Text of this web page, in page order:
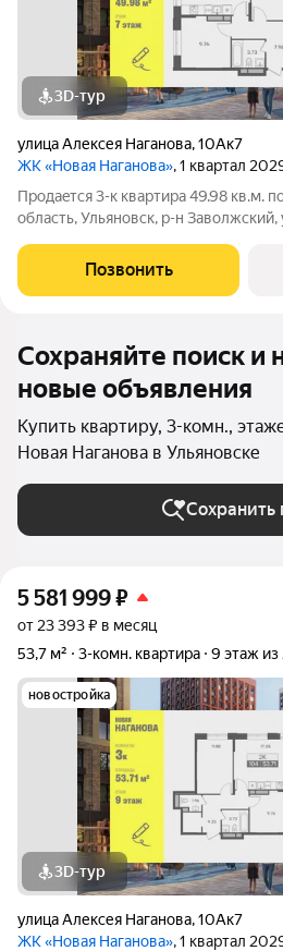
3D-тур
улица Алексея Наганова,10Ак7
ЖК «Новая Наганова», 1 квартал
Продаeтся 3-к квартира 49.98 кв.м.
область, Ульяновск, р-н Заволжский,
ипoтечным прогрaммaм. Прямая
«Новая». Преимущества:
Позвонить
Сохраняйте поиск и
новые объявления
Купить квартиру, 3-комн.,
Новая Наганова в Ульяновске
Сохранить
5 581 999₽
от 23 393 ₽ в месяц
53,7 м²
3-комн. квартира 9 этаж из
новостройка
3D-тур
улица Алексея Наганова,10Ак7
ЖК «Новая Наганова», 1 квартал